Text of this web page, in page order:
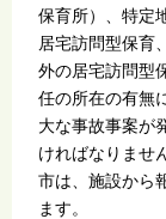
保育所）、特定
居宅訪問型保育
外の居宅訪問型
任の所在の有無
大な事故事案が
ければなりませ
市は、施設から
ます。